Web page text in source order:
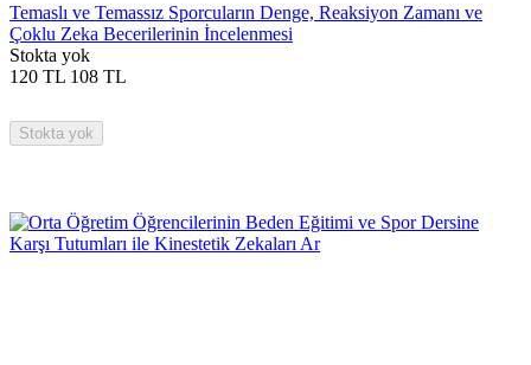
Temaslı ve Temassız Sporcuların Denge, Reaksiyon Zamanı ve
Çoklu Zeka Becerilerinin İncelenmesi
Stokta yok
120 TL 108 TL
Stokta yok